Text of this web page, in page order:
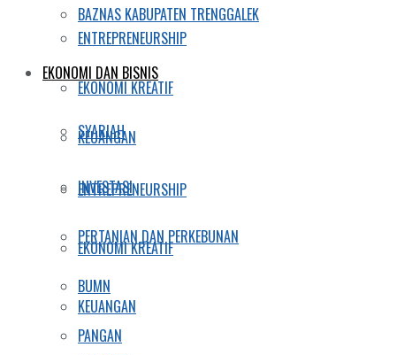
ENTREPRENEURSHIP
EKONOMI KREATIF
KEUANGAN
INVESTASI
PERTANIAN DAN PERKEBUNAN
BUMN
PANGAN
BAZNAS KABUPATEN TRENGGALEK
EKONOMI DAN BISNIS
SYARIAH
ENTREPRENEURSHIP
EKONOMI KREATIF
KEUANGAN